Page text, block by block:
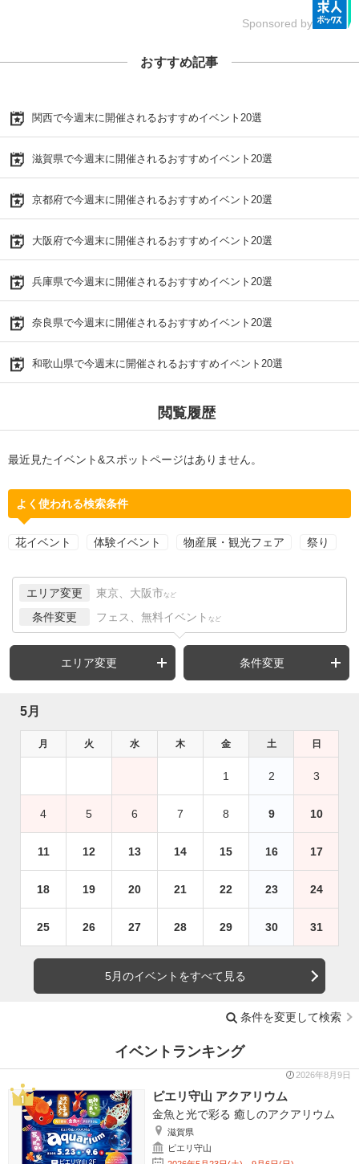
Sponsored by
おすすめ記事
関西で今週末に開催されるおすすめイベント20選
滋賀県で今週末に開催されるおすすめイベント20選
京都府で今週末に開催されるおすすめイベント20選
大阪府で今週末に開催されるおすすめイベント20選
兵庫県で今週末に開催されるおすすめイベント20選
奈良県で今週末に開催されるおすすめイベント20選
和歌山県で今週末に開催されるおすすめイベント20選
閲覧履歴
最近見たイベント&スポットページはありません。
よく使われる検索条件
花イベント 体験イベント 物産展・観光フェア 祭り
エリア変更 東京、大阪市 など
条件変更 フェス、無料イベント など
エリア変更 条件変更
5月
月 火 水 木 金 土 日
1 2 3
4 5 6 7 8 9 10
11 12 13 14 15 16 17
18 19 20 21 22 23 24
25 26 27 28 29 30 31
5月のイベントをすべて見る
条件を変更して検索
イベントランキング
2026年8月9日
ピエリ守山 アクアリウム
金魚と光で彩る 癒しのアクアリウム
滋賀県
ピエリ守山